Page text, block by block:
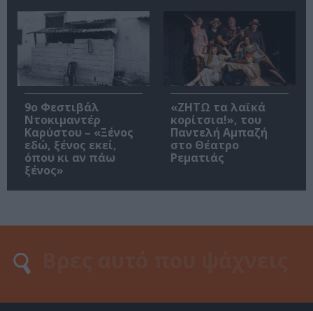
9ο Φεστιβάλ
Ντοκιμαντέρ
Καρύστου – «Ξένος
εδώ, ξένος εκεί,
όπου κι αν πάω
ξένος»
«ΖΗΤΩ τα λαϊκά
κορίτσια!», του
Παντελή Αμπαζή
στο Θέατρο
Ρεματιάς